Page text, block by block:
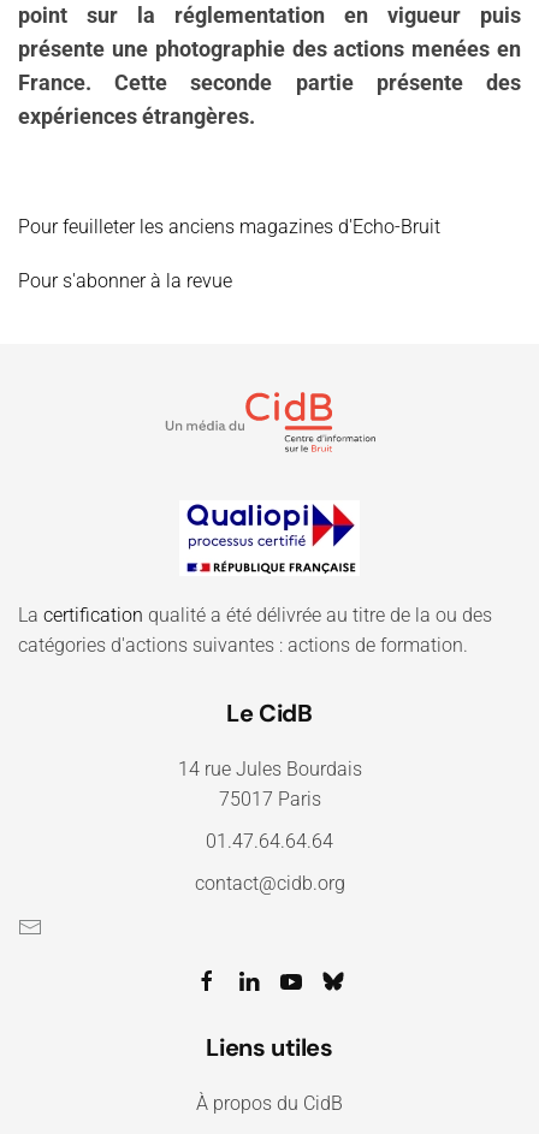
point sur la réglementation en vigueur puis
présente une photographie des actions menées en
France. Cette seconde partie présente des
expériences étrangères.
Pour feuilleter les anciens magazines d'Echo-Bruit
Pour s'abonner à la revue
La certification qualité a été délivrée au titre de la ou des
catégories d'actions suivantes : actions de formation.
Le CidB
14 rue Jules Bourdais
75017 Paris
01.47.64.64.64
contact@cidb.org
Liens utiles
À propos du CidB